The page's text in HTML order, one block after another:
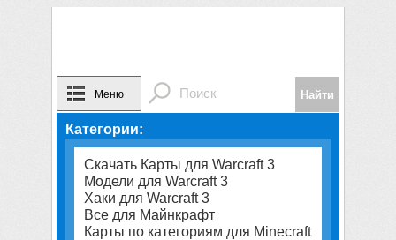
Меню
Категории:
Скачать Карты для Warcraft 3
Модели для Warcraft 3
Хаки для Warcraft 3
Все для Майнкрафт
Карты по категориям для Minecraft